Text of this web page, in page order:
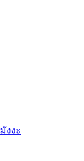
มังงะ